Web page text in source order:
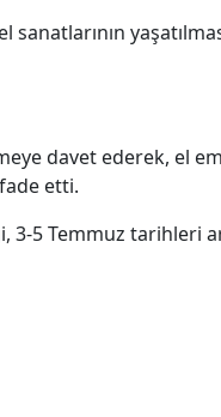
davet ederek, el
etti.
3-5 Temmuz tarihleri